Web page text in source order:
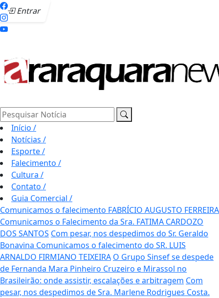
Entrar
Pesquisar Notícia
Início /
Notícias /
Esporte/
Falecimento /
Cultura /
Contato /
Guia Comercial /
Comunicamos o falecimento FABRÍCIO AUGUSTO FERREIRA
Comunicamos o Falecimento da Sra. FATIMA CARDOZO
DOS SANTOS Com pesar, nos despedimos do Sr. Geraldo
Bonavina Comunicamos o falecimento do SR. LUIS
ARNALDO FIRMIANO TEIXEIRA O Grupo Sinsef se despede
de Fernanda Mara Pinheiro Cruzeiro e Mirassol no
Brasileirão: onde assistir, escalações e arbitragem Com
pesar, nos despedimos de Sra. Marlene Rodrigues Costa.